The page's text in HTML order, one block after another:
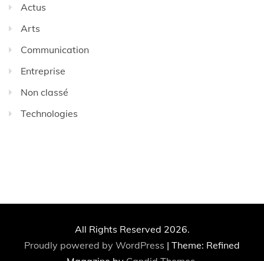
Actus
Arts
Communication
Entreprise
Non classé
Technologies
All Rights Reserved 2026.
Proudly powered by WordPress | Theme: Refined